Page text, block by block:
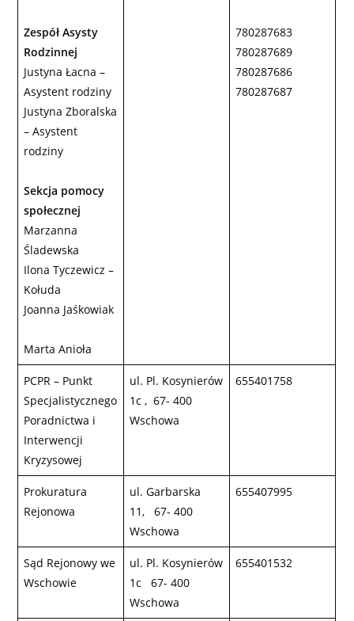
Zespół Asysty
Rodzinnej
Justyna Łacna –
Asystent rodziny
Justyna Zboralska
– Asystent
rodziny
Sekcja pomocy
społecznej
Marzanna
Śladewska
Ilona Tyczewicz –
Kołuda
Joanna Jaśkowiak
Marta Anioła
780287683
780287689
780287686
780287687
PCPR – Punkt
Specjalistycznego
Poradnictwa i
Interwencji
Kryzysowej
ul. Pl. Kosynierów
1c , 67- 400
Wschowa
655401758
Prokuratura
Rejonowa
ul. Garbarska
11, 67- 400
Wschowa
655407995
Sąd Rejonowy we
Wschowie
ul. Pl. Kosynierów
1c 67- 400
Wschowa
655401532